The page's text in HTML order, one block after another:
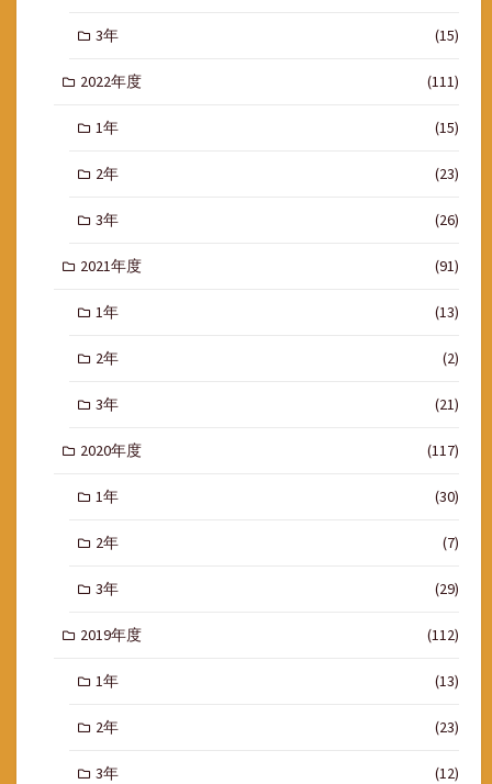
3年 (15)
2022年度 (111)
1年 (15)
2年 (23)
3年 (26)
2021年度 (91)
1年 (13)
2年 (2)
3年 (21)
2020年度 (117)
1年 (30)
2年 (7)
3年 (29)
2019年度 (112)
1年 (13)
2年 (23)
3年 (12)